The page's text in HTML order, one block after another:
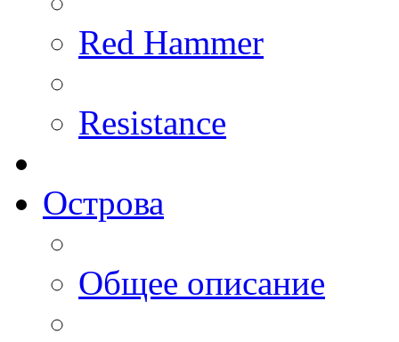
Red Hammer
Resistance
Острова
Общее описание